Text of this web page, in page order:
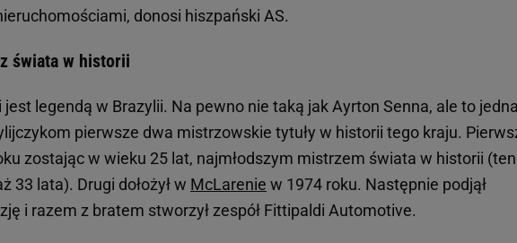
donosi hiszpański AS.
świata w historii
legendą w Brazylii. Na pewno nie taką jak Ayrton Senna, ale to
pierwsze dwa mistrzowskie tytuły w historii tego kraju.
zostając w wieku 25 lat, najmłodszym mistrzem świata w historii (ten
33 lata). Drugi dołożył w McLarenie w 1974 roku. Następnie podjął
i razem z bratem stworzył zespół Fittipaldi Automotive.